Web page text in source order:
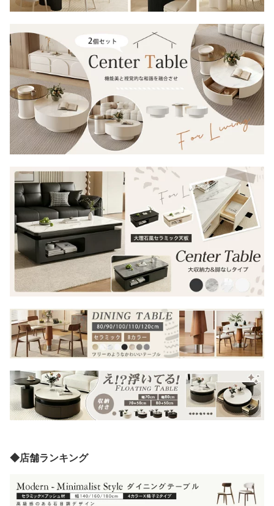
◆店舗ランキング